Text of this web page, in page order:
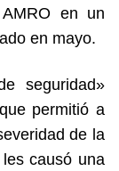
en un
en mayo.
seguridad»
permitió a
de la
causó una